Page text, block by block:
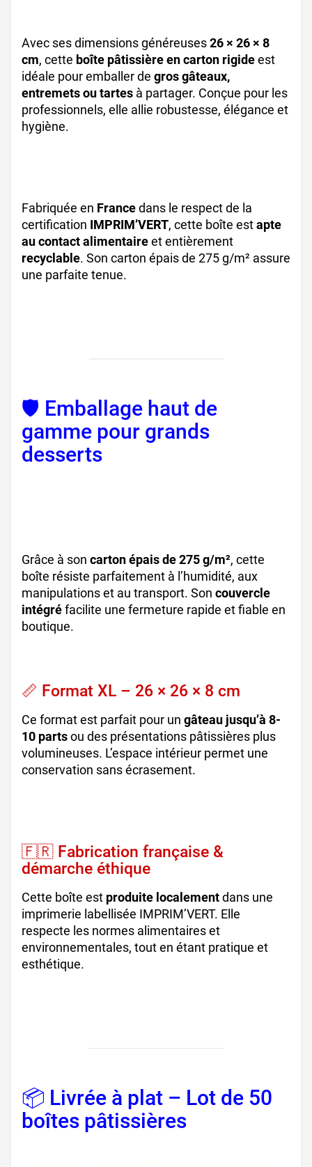
Avec ses dimensions généreuses26 × 26 × 8
cm, cette boîte pâtissière en carton rigideest
idéale pour emballer de gros gâteaux,
entremets ou tartes à partager. Conçue pour les
professionnels, elle allie robustesse, élégance et
hygiène.
Fabriquée en Francedans le respect de la
certification IMPRIM’VERT, cette boîte estapte
au contact alimentaireet entièrement
recyclable. Son carton épais de 275 g/m² assure
une parfaite tenue.
🛡️ Emballage haut de
gamme pour grands
desserts
Grâce à son carton épais de 275 g/m², cette
boîte résiste parfaitement à l’humidité, aux
manipulations et au transport. Son couvercle
intégréfacilite une fermeture rapide et fiable en
boutique.
📏 Format XL – 26 × 26 × 8 cm
Ce format est parfait pour un gâteau jusqu’à 8-
10 partsou des présentations pâtissières plus
volumineuses. L’espace intérieur permet une
conservation sans écrasement.
🇫🇷 Fabrication française &
démarche éthique
Cette boîte est produite localementdans une
imprimerie labellisée IMPRIM’VERT. Elle
respecte les normes alimentaires et
environnementales, tout en étant pratique et
esthétique.
📦 Livrée à plat – Lot de 50
boîtes pâtissières